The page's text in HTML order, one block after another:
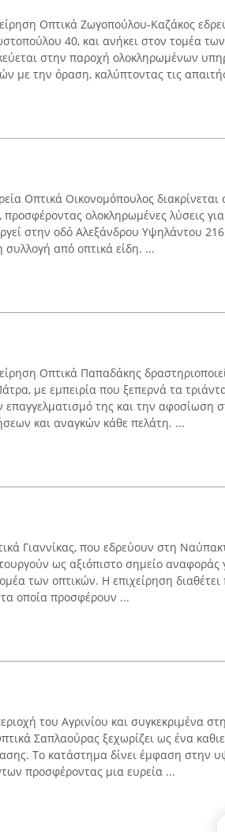
Οπτικά Ζωγοπούλου-Καζάκος
40, και ανήκει στον τομέα
στην παροχή ολοκληρωμένων
με την όραση, καλύπτοντας τις
Οπτικά Οικονομόπουλος
προσφέροντας ολοκληρωμένες λύσεις
στην οδό Αλεξάνδρου Υψηλάντου
συλλογή από οπτικά είδη. ...
Οπτικά Παπαδάκης
με εμπειρία που ξεπερνά τα
επαγγελματισμό της και την αφοσίωση
και αναγκών κάθε πελάτη. ...
Γιαννίκας, που εδρεύουν στη
ως αξιόπιστο σημείο αναφοράς
των οπτικών. Η επιχείρηση
τα οποία προσφέρουν ...
του Αγρινίου και συγκεκριμένα
Σαπλαούρας ξεχωρίζει ως ένα
Το κατάστημα δίνει έμφαση στην
προσφέροντας μια ευρεία ...